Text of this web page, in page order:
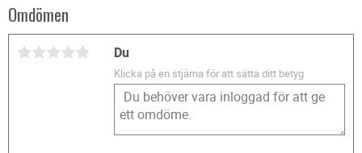
Omdömen
Du
Klicka på en stjärna för att sätta ditt betyg